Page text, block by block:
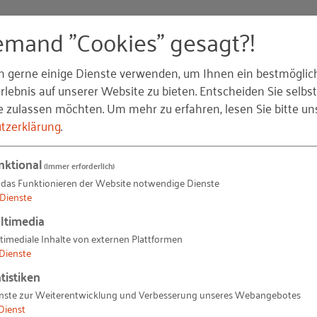
vorgehen und das haben Sie davon
KG
Zukunft
bei Jugendlichen
losgeht
"Cookies" gesagt?!
gerne einige Dienste verwenden, um Ihnen ein
auf unserer Website zu bieten. Entscheiden Sie
zulassen möchten.Um mehr zu erfahren, lesen Sie bitte
.
(immer erforderlich)
Funktionieren der Website notwendige Dienste
Dienste
Inhalte von externen Plattformen
Dienste
zur Weiterentwicklung und Verbesserung unseres Webangebotes